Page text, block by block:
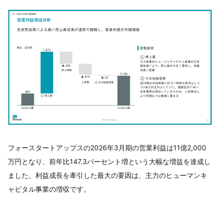
フォースタートアップスの2026年3月期の営業利益は11億2,000
万円となり、前年比147.3パーセント増という大幅な増益を達成し
ました。利益成長を牽引した最大の要因は、主力のヒューマンキ
ャピタル事業の増収です。